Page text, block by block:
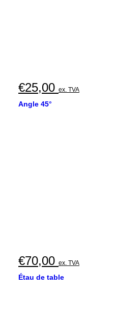
€25,00 ex. TVA
Angle 45°
€70,00 ex. TVA
Étau de table